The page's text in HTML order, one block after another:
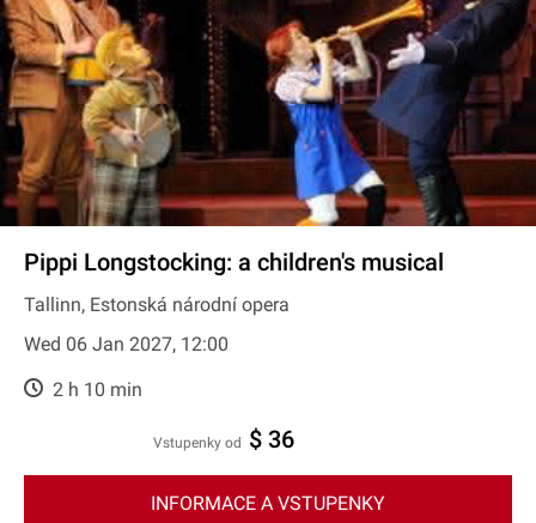
Pippi Longstocking: a children's musical
Tallinn, Estonská národní opera
Wed 06 Jan 2027, 12:00
2 h 10 min
Vstupenky od $ 36
INFORMACE A VSTUPENKY